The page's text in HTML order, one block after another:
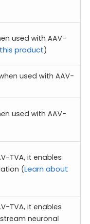
used with AAV-
product)
used with AAV-
used with AAV-
TVA, it enables
(Learn about
TVA, it enables
neuronal